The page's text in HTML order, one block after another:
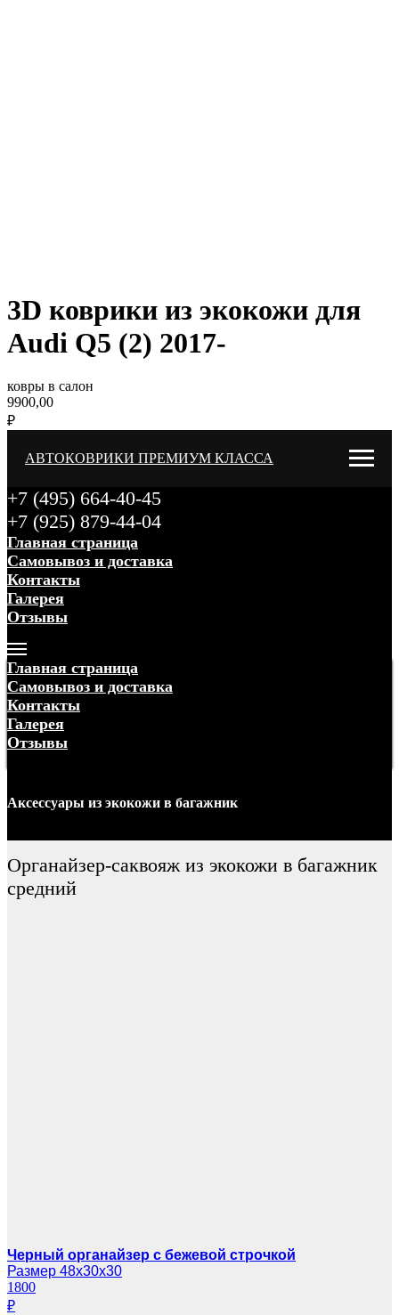
3D коврики из экокожи для
Audi Q5 (2) 2017-
ковры в салон
9900,00
₽
АВТОКОВРИКИ ПРЕМИУМ КЛАССА
+7 (495) 664-40-45
+7 (925) 879-44-04
Главная страница
Самовывоз и доставка
Контакты
Галерея
Отзывы
Главная страница
Самовывоз и доставка
Контакты
Галерея
Отзывы
Аксессуары из экокожи в багажник
Органайзер-саквояж из экокожи в багажник
средний
Черный органайзер с бежевой строчкой
Размер 48х30х30
1800
₽